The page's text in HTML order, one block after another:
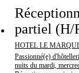
partiel (H/
HOTEL LE
Passionné(e)
nuits du mardi,